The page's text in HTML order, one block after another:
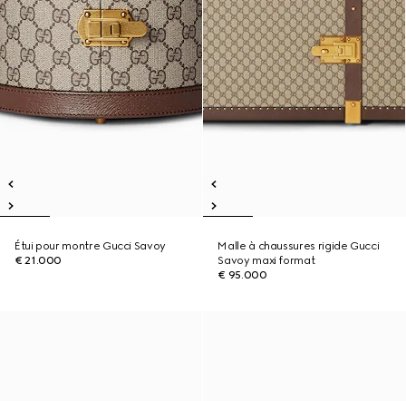
Étui pour montre Gucci Savoy
€ 21.000
Malle à chaussures rigide Gucci
Savoy maxi format
€ 95.000